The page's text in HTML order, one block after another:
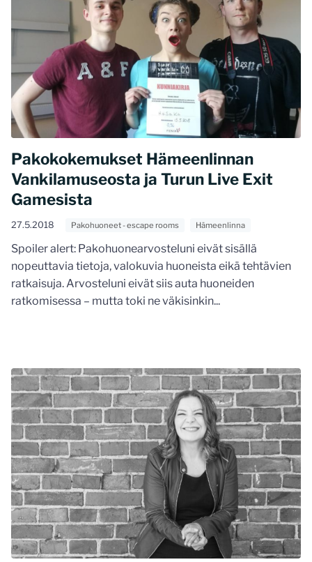
Pakokokemukset Hämeenlinnan
Vankilamuseosta ja Turun Live Exit
Gamesista
27.5.2018 Pakohuoneet - escape rooms Hämeenlinna
Spoiler alert: Pakohuonearvosteluni eivät sisällä
nopeuttavia tietoja, valokuvia huoneista eikä tehtävien
ratkaisuja. Arvosteluni eivät siis auta huoneiden
ratkomisessa – mutta toki ne väkisinkin...